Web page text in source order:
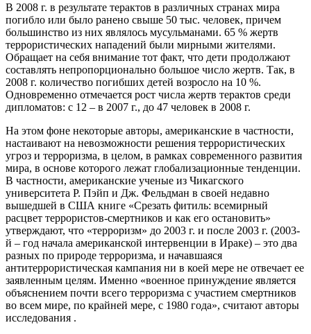
В 2008 г. в результате терактов в различных странах мира
погибло или было ранено свыше 50 тыс. человек, причем
большинство из них являлось мусульманами. 65 % жертв
террористических нападений были мирными жителями.
Обращает на себя внимание тот факт, что дети продолжают
составлять непропорционально большое число жертв. Так, в
2008 г. количество погибших детей возросло на 10 %.
Одновременно отмечается рост числа жертв терактов среди
дипломатов: с 12 – в 2007 г., до 47 человек в 2008 г.
На этом фоне некоторые авторы, американские в частности,
настаивают на невозможности решения террористических
угроз и терроризма, в целом, в рамках современного развития
мира, в основе которого лежат глобализационные тенденции.
В частности, американские ученые из Чикагского
университета Р. Пэйп и Дж. Фельдман в своей недавно
вышедшей в США книге «Срезать фитиль: всемирный
расцвет террористов-смертников и как его остановить»
утверждают, что «терроризм» до 2003 г. и после 2003 г. (2003-
й – год начала американской интервенции в Ираке) – это два
разных по природе терроризма, и начавшаяся
антитеррористическая кампания ни в коей мере не отвечает ее
заявленным целям. Именно «военное принуждение является
объяснением почти всего терроризма с участием смертников
во всем мире, по крайней мере, с 1980 года», считают авторы
исследования .